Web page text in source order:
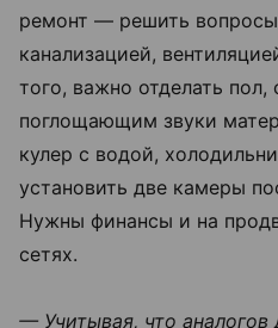
ремонт — решить
канализацией,
того, важно отделать
поглощающим звуки
кулер с водой,
установить две камеры
Нужны финансы и на
сетях.
— Учитывая, что аналогов